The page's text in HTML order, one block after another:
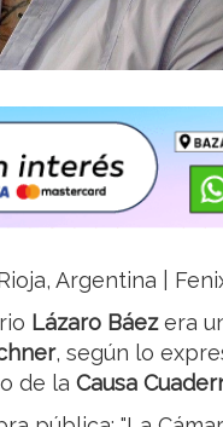
Argentina |
Lázaro Báezera
, según lo
de la Causa